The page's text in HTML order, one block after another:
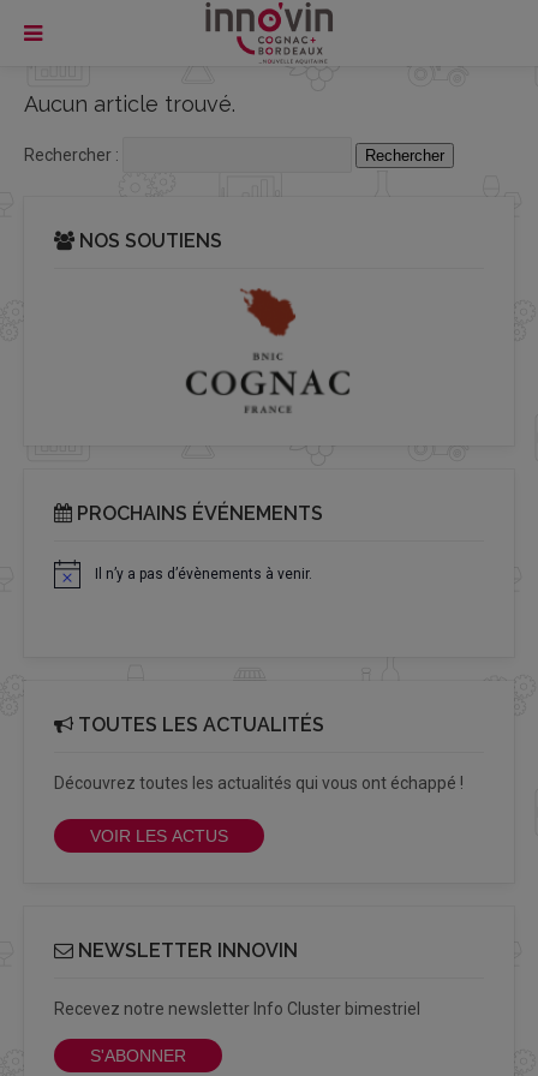
Aucun article trouvé.
Rechercher :
NOS SOUTIENS
PROCHAINS ÉVÉNEMENTS
Notice Il n’y a pas d’évènements à venir.
TOUTES LES ACTUALITÉS
Découvrez toutes les actualités qui vous ont échappé !
VOIR LES ACTUS
NEWSLETTER INNOVIN
Recevez notre newsletter Info Cluster bimestriel
S'ABONNER